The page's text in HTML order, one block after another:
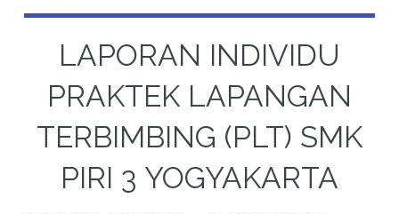
LAPORAN INDIVIDU
PRAKTEK LAPANGAN
TERBIMBING (PLT) SMK
PIRI 3 YOGYAKARTA